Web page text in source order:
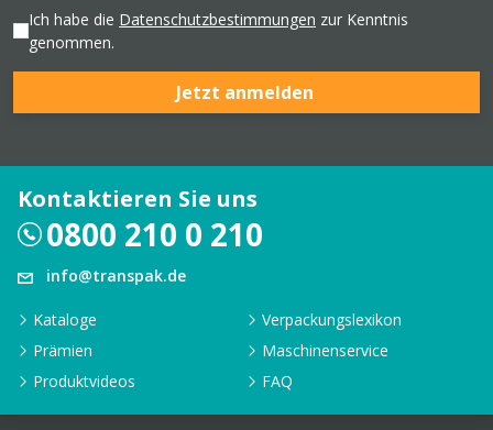
Ich habe die Datenschutzbestimmungen zur Kenntnis
genommen.
Jetzt anmelden
Kontaktieren Sie uns
0800 210 0 210
info@transpak.de
Kataloge
Verpackungslexikon
Prämien
Maschinenservice
Produktvideos
FAQ